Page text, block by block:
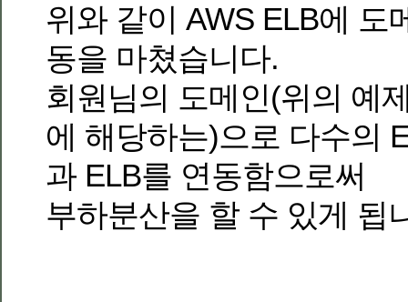
위와 같이 AWS ELB에 도
동을 마쳤습니다.
회원님의 도메인(위의 예
에 해당하는)으로 다수의
과 ELB를 연동함으로써
부하분산을 할 수 있게 됩